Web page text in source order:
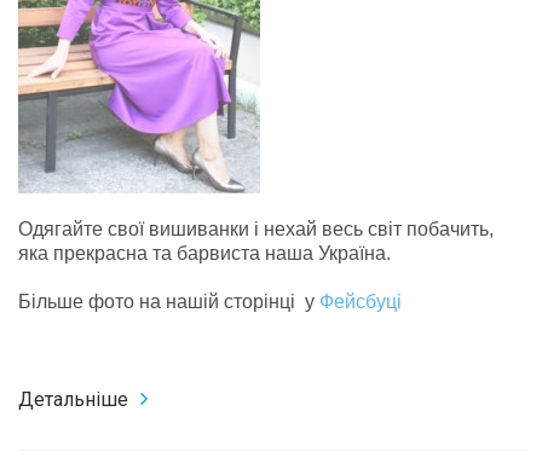
Одягайте свої вишиванки і нехай весь світ побачить,
яка прекрасна та барвиста наша Україна.
Більше фото на нашій сторінці у Фейсбуці
Детальніше